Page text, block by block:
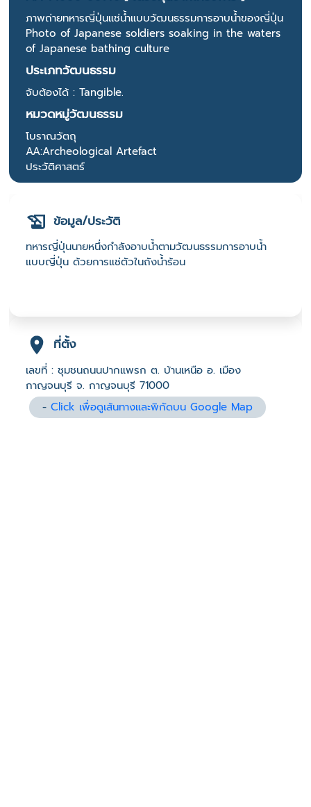
ภาพถ่ายทหารญี่ปุ่นแช่น้ำแบบวัฒนธรรมการอาบน้ำของญี่ปุ่น
Photo of Japanese soldiers soaking in the waters
of Japanese bathing culture
ประเภทวัฒนธรรม
จับต้องได้ : Tangible.
หมวดหมู่วัฒนธรรม
โบราณวัตถุ
AA:Archeological Artefact
ประวัติศาสตร์
ข้อมูล/ประวัติ
ทหารญี่ปุ่นนายหนึ่งกำลังอาบน้ำตามวัฒนธรรมการอาบน้ำ
แบบญี่ปุ่น ด้วยการแช่ตัวในถังน้ำร้อน
ที่ตั้ง
เลขที่ : ชุมชนถนนปากแพรก ต. บ้านเหนือ อ. เมือง
กาญจนบุรี จ. กาญจนบุรี 71000
-Click เพื่อดูเส้นทางและพิกัดบน Google Map